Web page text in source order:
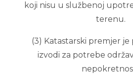
koji nisu u službenoj
terenu.
(3) Katastarski premjer je
izvodi za potrebe